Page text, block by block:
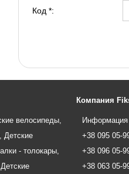
Код *:
велосипеды
Детские
- толокары
Детские
Компания
Информация
+38 095 05-
+38 096 05-
+38 063 05-